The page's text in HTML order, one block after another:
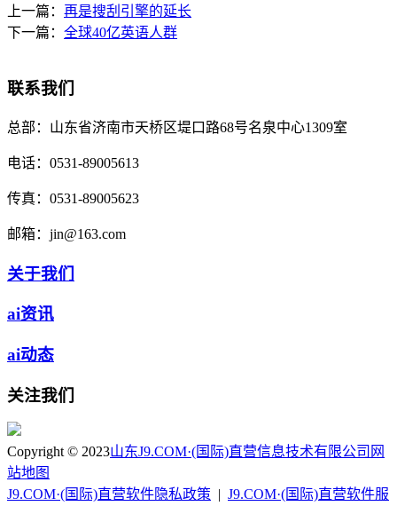
上一篇： 再是搜刮引擎的延长
下一篇： 全球40亿英语人群
联系我们
总部： 山东省济南市天桥区堤口路68号名泉中心1309室
电话： 0531-89005613
传真： 0531-89005623
邮箱： jin@163.com
关于我们
ai资讯
ai动态
关注我们
Copyright © 2023山东J9.COM·(国际)直营信息技术有限公司 网
站地图
J9.COM·(国际)直营软件隐私政策
J9.COM·(国际)直营软件服